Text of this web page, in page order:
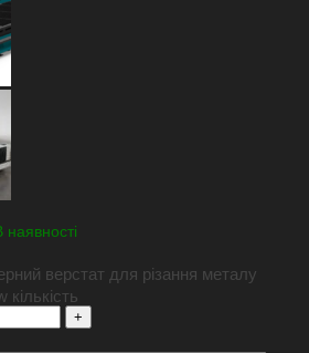
наявності
верстат для різання металу